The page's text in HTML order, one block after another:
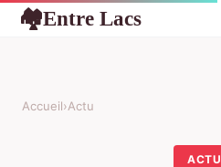
🏘Entre Lacs
Accueil›Actu
ACTU